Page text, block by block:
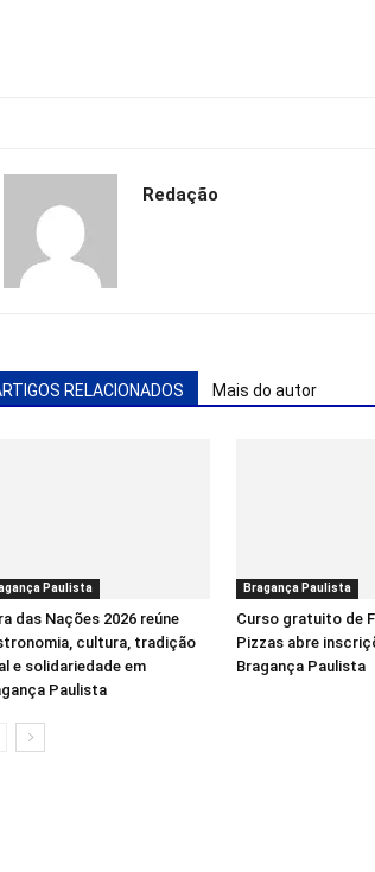
Redação
RELACIONADOS Mais do autor
Paulista
das Nações 2026 reúne
cultura, tradição
e solidariedade em
Paulista
Bragança Paulista
Curso gratuito de
Pizzas abre
Bragança Paulista